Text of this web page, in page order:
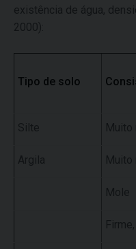
existência de água,
2000):
Tipo de solo
Silte Muito
Argila Muito
Mole